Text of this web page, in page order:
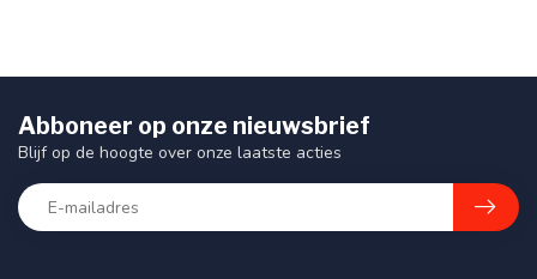
Abboneer op onze nieuwsbrief
Blijf op de hoogte over onze laatste acties